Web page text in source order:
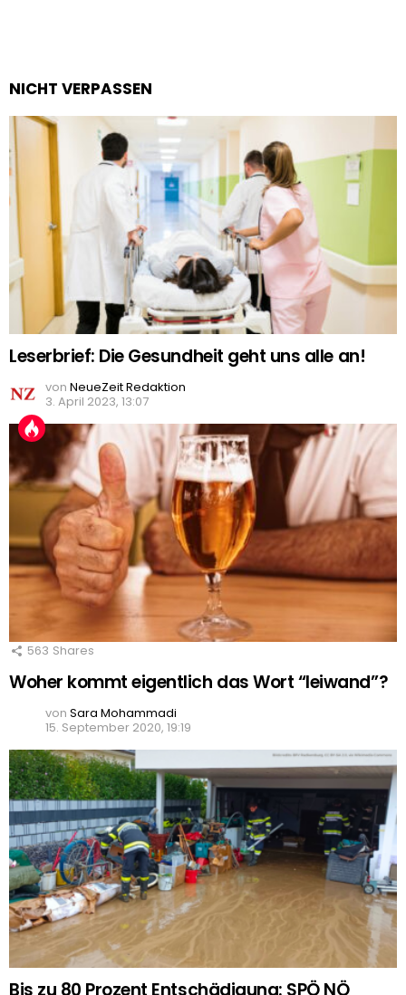
NICHT VERPASSEN
Leserbrief: Die Gesundheit geht uns alle an!
von NeueZeit Redaktion
3. April 2023, 13:07
563 Shares
Woher kommt eigentlich das Wort “leiwand”?
von Sara Mohammadi
15. September 2020, 19:19